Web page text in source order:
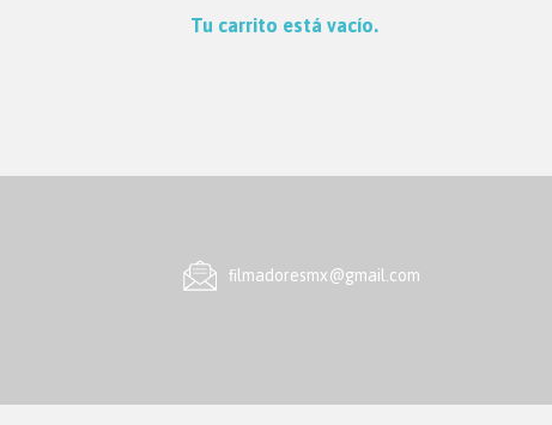
Tu carrito está vacío.
ﬁlmadoresmx@gmail.com